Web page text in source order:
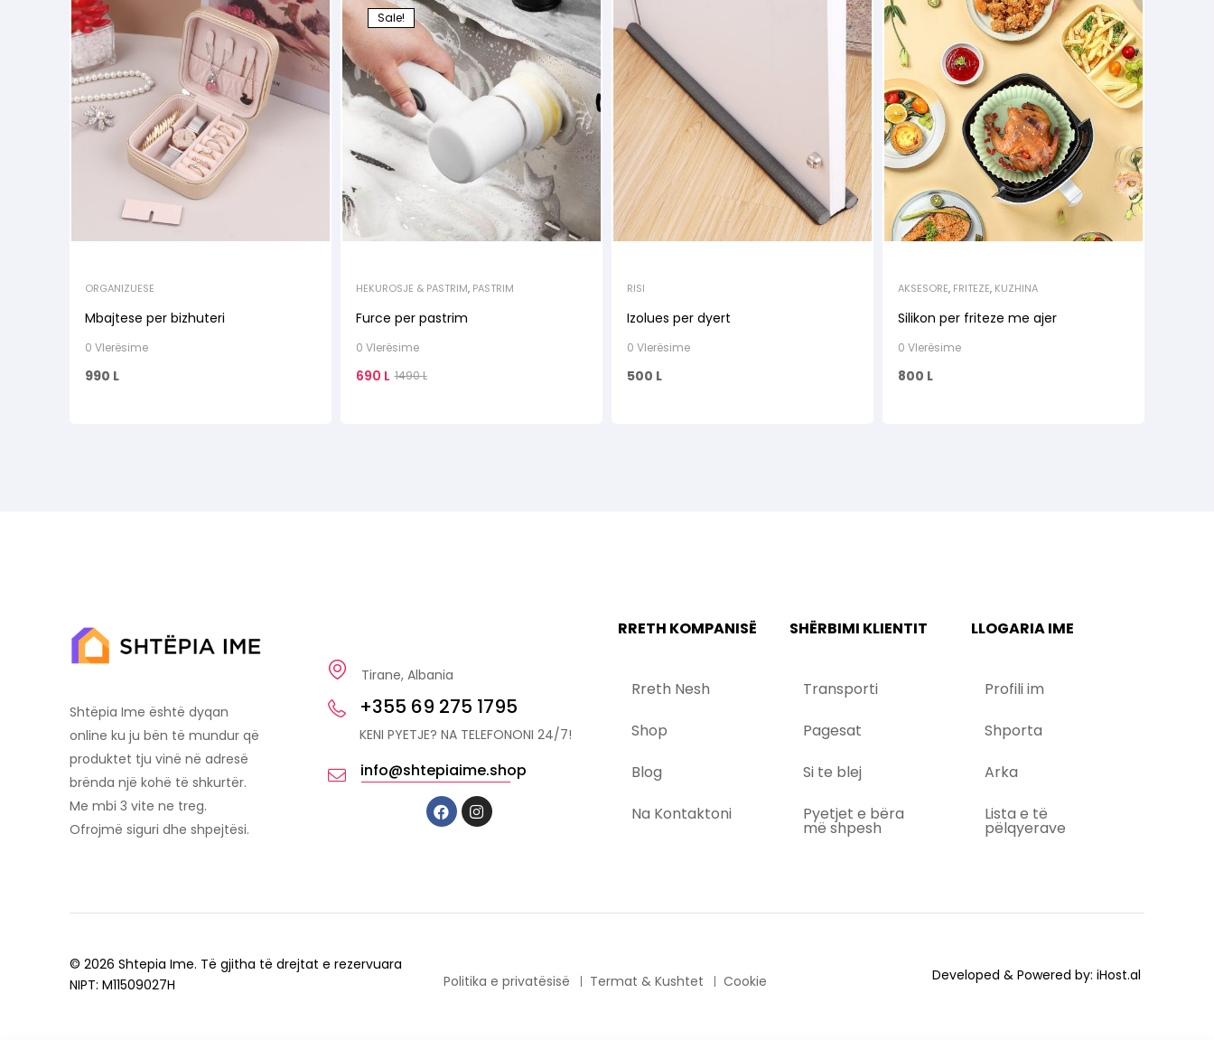
ORGANIZUESE
Mbajtese per bizhuteri
0 Vlerësime
990 L
Sale!
HEKUROSJE & PASTRIM, PASTRIM
Furce per pastrim
0 Vlerësime
1490L
690 L
RISI
Izolues per dyert
0 Vlerësime
500 L
AKSESORE, FRITEZE, KUZHINA
Silikon per friteze me ajer
0 Vlerësime
800 L
Shtëpia Ime është dyqan
online ku ju bën të mundur që
produktet tju vinë në adresë
brënda një kohë të shkurtër.
Me mbi 3 vite ne treg.
Ofrojmë siguri dhe shpejtësi.
Tirane, Albania
+355 69 275 1795
KENI PYETJE? NA TELEFONONI 24/7!
info@shtepiaime.shop
RRETH KOMPANISË
Rreth Nesh
Shop
Blog
Na Kontaktoni
SHËRBIMI KLIENTIT
Transporti
Pagesat
Si te blej
Pyetjet e bëra
më shpesh
LLOGARIA IME
Profili im
Shporta
Arka
Lista e të
pëlqyerave
© 2026 Shtepia Ime. Të gjitha të drejtat e rezervuara
NIPT: M11509027H
Politika e privatësisë Termat & Kushtet Cookie Developed & Powered by: iHost.al